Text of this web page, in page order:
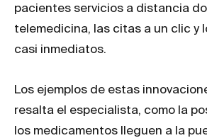
pacientes servicios a distancia
telemedicina, las citas a un clic y
casi inmediatos.
Los ejemplos de estas
resalta el especialista, como la
los medicamentos lleguen a la